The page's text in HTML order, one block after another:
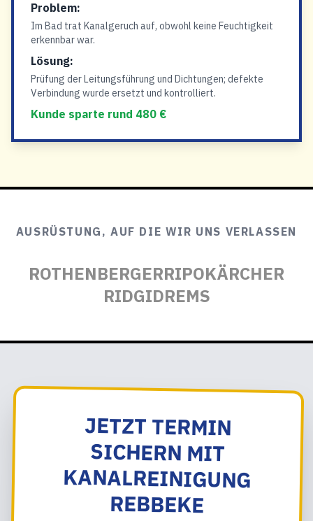
Problem:
Im Bad trat Kanalgeruch auf, obwohl keine Feuchtigkeit
erkennbar war.
Lösung:
Prüfung der Leitungsführung und Dichtungen; defekte
Verbindung wurde ersetzt und kontrolliert.
Kunde sparte rund 480 €
AUSRÜSTUNG, AUF DIE WIR UNS VERLASSEN
ROTHENBERGERRIPOKÄRCHER
RIDGIDREMS
JETZT TERMIN
SICHERN MIT
KANALREINIGUNG
REBBEKE